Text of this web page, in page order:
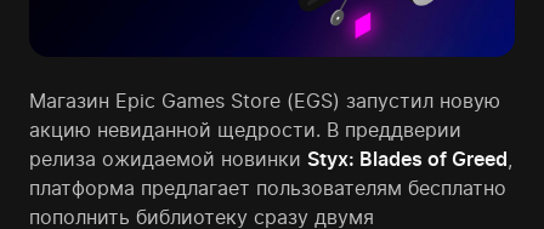
Магазин Epic Games Store (EGS) запустил новую
акцию невиданной щедрости. В преддверии
релиза ожидаемой новинки Styx: Blades of Greed,
платформа предлагает пользователям бесплатно
пополнить библиотеку сразу двумя